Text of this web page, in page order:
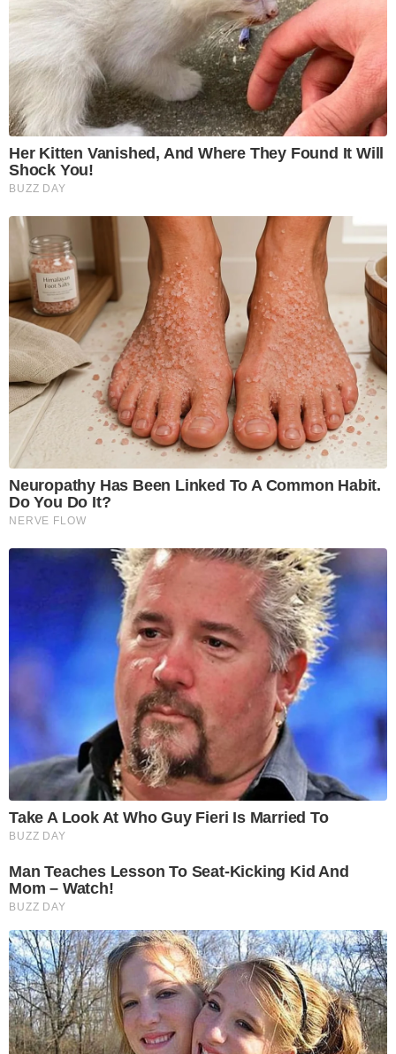
Her Kitten Vanished, And Where They Found It Will
Shock You!
BUZZ DAY
Neuropathy Has Been Linked To A Common Habit.
Do You Do It?
NERVE FLOW
Take A Look At Who Guy Fieri Is Married To
BUZZ DAY
Man Teaches Lesson To Seat-Kicking Kid And
Mom – Watch!
BUZZ DAY